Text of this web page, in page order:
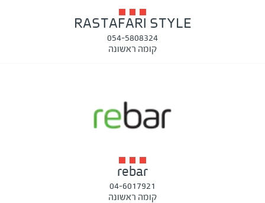
RASTAFARI STYLE
054-5808324
קומה ראשונה
rebar
04-6017921
קומה ראשונה